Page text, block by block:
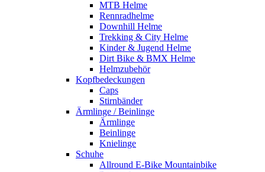
MTB Helme
Rennradhelme
Downhill Helme
Trekking & City Helme
Kinder & Jugend Helme
Dirt Bike & BMX Helme
Helmzubehör
Kopfbedeckungen
Caps
Stirnbänder
Ärmlinge / Beinlinge
Ärmlinge
Beinlinge
Knielinge
Schuhe
Allround E-Bike Mountainbike